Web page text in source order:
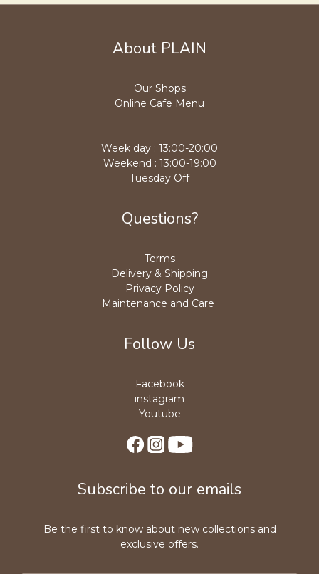
About PLAIN
Our Shops
Online Cafe Menu
Week day : 13:00-20:00
Weekend : 13:00-19:00
Tuesday Off
Questions?
Terms
Delivery & Shipping
Privacy Policy
Maintenance and Care
Follow Us
Facebook
instagram
Youtube
Subscribe to our emails
Be the first to know about new collections and
exclusive offers.